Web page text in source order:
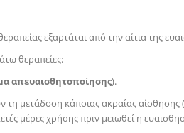
εξαρτάται από την αίτια της
θεραπείες:
απευαισθητοποίησης).
τη μετάδοση κάποιας ακραίας
μέρες χρήσης πριν μειωθεί η